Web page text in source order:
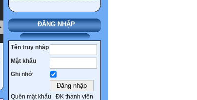
ĐĂNG NHẬP
Tên truy nhập
Mật khẩu
Ghi nhớ
Quên mật khẩu ĐK thành viên